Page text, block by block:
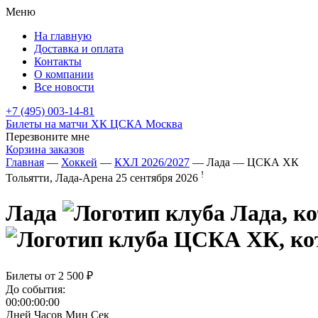
Меню
На главную
Доставка и оплата
Контакты
О компании
Все новости
+7 (495) 003-14-81
Билеты на матчи ХК ЦСКА Москва
Перезвоните мне
Корзина заказов
Главная — Хоккей — КХЛ 2026/2027 — Лада — ЦСКА ХК
Тольятти, Лада-Арена 25 сентября 2026 !
Лада
Билеты от 2 500 ₽
До события:
00:00:00:00
Дней Часов Мин Сек